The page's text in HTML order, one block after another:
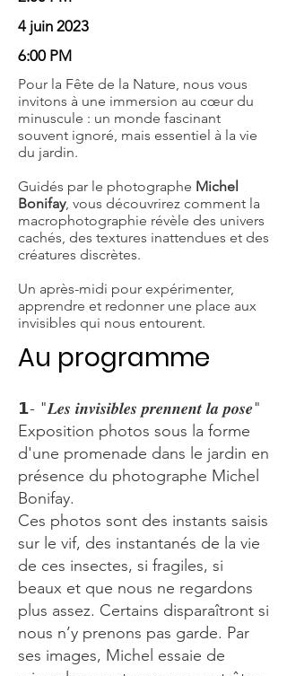
4 juin 2023
6:00 PM
Pour la Fête de la Nature, nous vous
invitons à une immersion au cœur du
minuscule : un monde fascinant
souvent ignoré, mais essentiel à la vie
du jardin.
Guidés par le photographe Michel
Bonifay, vous découvrirez comment la
macrophotographie révèle des univers
cachés, des textures inattendues et des
créatures discrètes.
Un après-midi pour expérimenter,
apprendre et redonner une place aux
invisibles qui nous entourent.
Au programme
𝟭- "𝑳𝒆𝒔 𝒊𝒏𝒗𝒊𝒔𝒊𝒃𝒍𝒆𝒔 𝒑𝒓𝒆𝒏𝒏𝒆𝒏𝒕 𝒍𝒂 𝒑𝒐𝒔𝒆"
Exposition photos sous la forme
d'une promenade dans le jardin en
présence du photographe Michel
Bonifay.
Ces photos sont des instants saisis
sur le vif, des instantanés de la vie
de ces insectes, si fragiles, si
beaux et que nous ne regardons
plus assez. Certains disparaîtront si
nous n’y prenons pas garde. Par
ses images, Michel essaie de